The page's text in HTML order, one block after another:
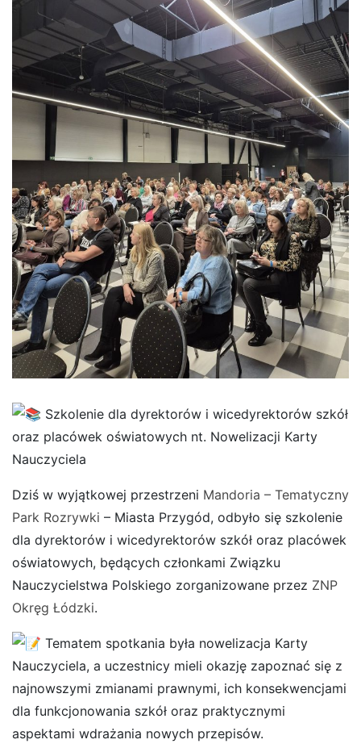
Szkolenie dla dyrektorów i wicedyrektorów szkół
oraz placówek oświatowych nt. Nowelizacji Karty
Nauczyciela
Dziś w wyjątkowej przestrzeni Mandoria – Tematyczny
Park Rozrywki – Miasta Przygód, odbyło się szkolenie
dla dyrektorów i wicedyrektorów szkół oraz placówek
oświatowych, będących członkami Związku
Nauczycielstwa Polskiego zorganizowane przez ZNP
Okręg Łódzki.
Tematem spotkania była nowelizacja Karty
Nauczyciela, a uczestnicy mieli okazję zapoznać się z
najnowszymi zmianami prawnymi, ich konsekwencjami
dla funkcjonowania szkół oraz praktycznymi
aspektami wdrażania nowych przepisów.